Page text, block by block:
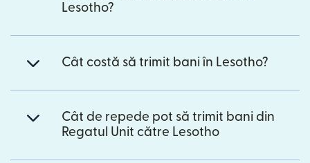
Lesotho?
Cât costă să trimit bani în Lesotho?
Cât de repede pot să trimit bani din
Regatul Unit către Lesotho